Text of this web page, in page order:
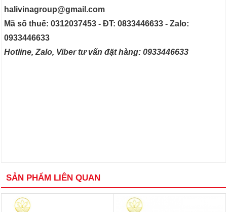
halivinagroup@gmail.com
Mã số thuế: 0312037453 - ĐT: 0833446633 - Zalo:
0933446633
Hotline, Zalo, Viber tư vấn đặt hàng: 0933446633
SẢN PHẨM LIÊN QUAN